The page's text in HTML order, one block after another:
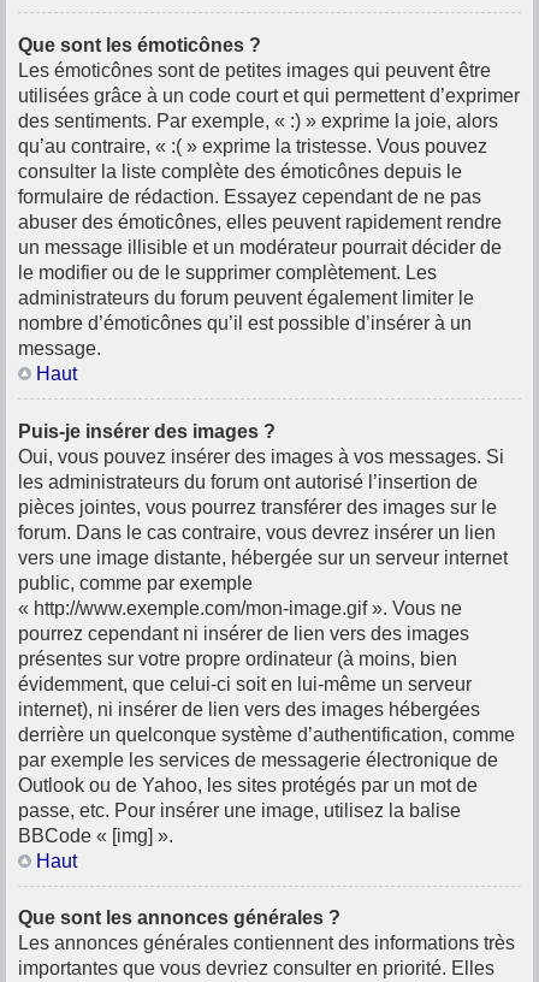
Que sont les émoticônes ?
Les émoticônes sont de petites images qui peuvent être
utilisées grâce à un code court et qui permettent d’exprimer
des sentiments. Par exemple, « :) » exprime la joie, alors
qu’au contraire, « :( » exprime la tristesse. Vous pouvez
consulter la liste complète des émoticônes depuis le
formulaire de rédaction. Essayez cependant de ne pas
abuser des émoticônes, elles peuvent rapidement rendre
un message illisible et un modérateur pourrait décider de
le modifier ou de le supprimer complètement. Les
administrateurs du forum peuvent également limiter le
nombre d’émoticônes qu’il est possible d’insérer à un
message.
Haut
Puis-je insérer des images ?
Oui, vous pouvez insérer des images à vos messages. Si
les administrateurs du forum ont autorisé l’insertion de
pièces jointes, vous pourrez transférer des images sur le
forum. Dans le cas contraire, vous devrez insérer un lien
vers une image distante, hébergée sur un serveur internet
public, comme par exemple
« http://www.exemple.com/mon-image.gif ». Vous ne
pourrez cependant ni insérer de lien vers des images
présentes sur votre propre ordinateur (à moins, bien
évidemment, que celui-ci soit en lui-même un serveur
internet), ni insérer de lien vers des images hébergées
derrière un quelconque système d’authentification, comme
par exemple les services de messagerie électronique de
Outlook ou de Yahoo, les sites protégés par un mot de
passe, etc. Pour insérer une image, utilisez la balise
BBCode « [img] ».
Haut
Que sont les annonces générales ?
Les annonces générales contiennent des informations très
importantes que vous devriez consulter en priorité. Elles